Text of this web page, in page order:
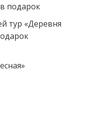
подарок
тур «Деревня